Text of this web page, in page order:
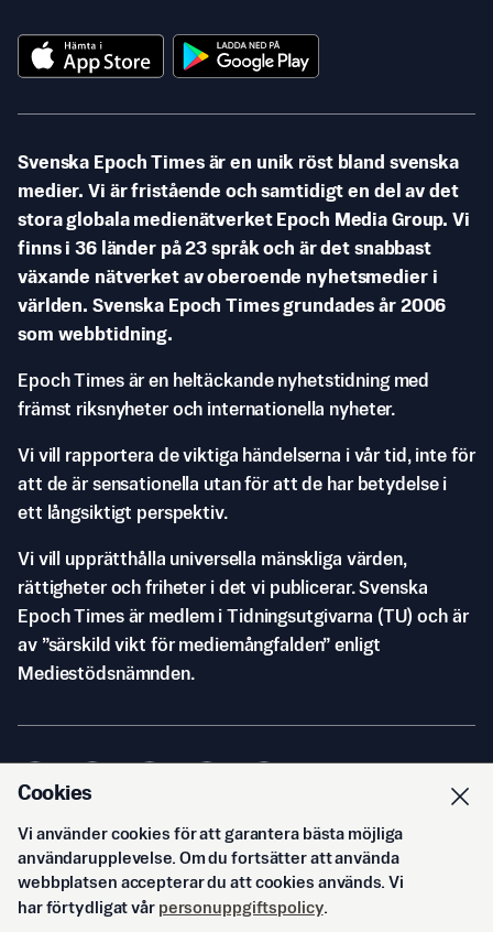
Svenska Epoch Times är en unik röst bland svenska
medier. Vi är fristående och samtidigt en del av det
stora globala medienätverket Epoch Media Group. Vi
finns i 36 länder på 23 språk och är det snabbast
växande nätverket av oberoende nyhetsmedier i
världen. Svenska Epoch Times grundades år 2006
som webbtidning.
Epoch Times är en heltäckande nyhetstidning med
främst riksnyheter och internationella nyheter.
Vi vill rapportera de viktiga händelserna i vår tid, inte för
att de är sensationella utan för att de har betydelse i
ett långsiktigt perspektiv.
Vi vill upprätthålla universella mänskliga värden,
rättigheter och friheter i det vi publicerar. Svenska
Epoch Times är medlem i Tidningsutgivarna (TU) och är
av ”särskild vikt för mediemångfalden” enligt
Mediestödsnämnden.
© Svenska Epoch Times AB2026
Cookies
Vi använder cookies för att garantera bästa möjliga
användarupplevelse. Om du fortsätter att använda
webbplatsen accepterar du att cookies används. Vi
har förtydligat vår personuppgiftspolicy.